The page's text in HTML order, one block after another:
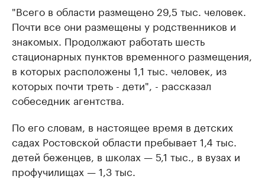
"Всего в области размещено 29,5 тыс. человек.
Почти все они размещены у родственников и
знакомых. Продолжают работать шесть
стационарных пунктов временного размещения,
в которых расположены 1,1 тыс. человек, из
которых почти треть - дети", - рассказал
собеседник агентства.
По его словам, в настоящее время в детских
садах Ростовской области пребывает 1,4 тыс.
детей беженцев, в школах — 5,1 тыс., в вузах и
профучилищах — 1,3 тыс.